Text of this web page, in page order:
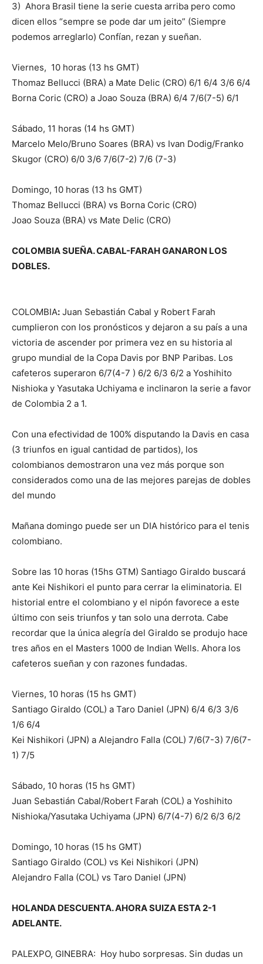
3) Ahora Brasil tiene la serie cuesta arriba pero como
dicen ellos “sempre se pode dar um jeito” (Siempre
podemos arreglarlo) Confían, rezan y sueñan.
Viernes, 10 horas (13 hs GMT)
Thomaz Bellucci (BRA) a Mate Delic (CRO) 6/1 6/4 3/6 6/4
Borna Coric (CRO) a Joao Souza (BRA) 6/4 7/6(7-5) 6/1
Sábado, 11 horas (14 hs GMT)
Marcelo Melo/Bruno Soares (BRA) vs Ivan Dodig/Franko
Skugor (CRO) 6/0 3/6 7/6(7-2) 7/6 (7-3)
Domingo, 10 horas (13 hs GMT)
Thomaz Bellucci (BRA) vs Borna Coric (CRO)
Joao Souza (BRA) vs Mate Delic (CRO)
COLOMBIA SUEÑA. CABAL-FARAH GANARON LOS
DOBLES.
COLOMBIA: Juan Sebastián Cabal y Robert Farah
cumplieron con los pronósticos y dejaron a su país a una
victoria de ascender por primera vez en su historia al
grupo mundial de la Copa Davis por BNP Paribas. Los
cafeteros superaron 6/7(4-7 ) 6/2 6/3 6/2 a Yoshihito
Nishioka y Yasutaka Uchiyama e inclinaron la serie a favor
de Colombia 2 a 1.
Con una efectividad de 100% disputando la Davis en casa
(3 triunfos en igual cantidad de partidos), los
colombianos demostraron una vez más porque son
considerados como una de las mejores parejas de dobles
del mundo
Mañana domingo puede ser un DIA histórico para el tenis
colombiano.
Sobre las 10 horas (15hs GTM) Santiago Giraldo buscará
ante Kei Nishikori el punto para cerrar la eliminatoria. El
historial entre el colombiano y el nipón favorece a este
último con seis triunfos y tan solo una derrota. Cabe
recordar que la única alegría del Giraldo se produjo hace
tres años en el Masters 1000 de Indian Wells. Ahora los
cafeteros sueñan y con razones fundadas.
Viernes, 10 horas (15 hs GMT)
Santiago Giraldo (COL) a Taro Daniel (JPN) 6/4 6/3 3/6
1/6 6/4
Kei Nishikori (JPN) a Alejandro Falla (COL) 7/6(7-3) 7/6(7-
1) 7/5
Sábado, 10 horas (15 hs GMT)
Juan Sebastián Cabal/Robert Farah (COL) a Yoshihito
Nishioka/Yasutaka Uchiyama (JPN) 6/7(4-7) 6/2 6/3 6/2
Domingo, 10 horas (15 hs GMT)
Santiago Giraldo (COL) vs Kei Nishikori (JPN)
Alejandro Falla (COL) vs Taro Daniel (JPN)
HOLANDA DESCUENTA. AHORA SUIZA ESTA 2-1
ADELANTE.
PALEXPO, GINEBRA: Hoy hubo sorpresas. Sin dudas un